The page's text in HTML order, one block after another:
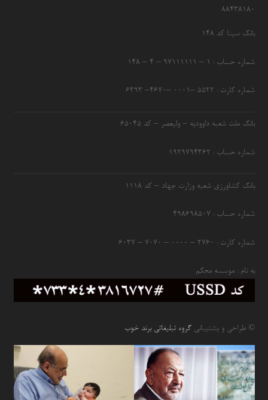
۸۸۴۳۸۱۸۰
بانک سینا کد ۱۴۸
شماره حساب : ۱ – ۹۷۱۱۱۱۱۱ – ۴ – ۱۴۸
شماره کارت : ۵۵۲۲ –۰۰۰۱ –۴۶۷۰– ۶۳۹۳
بانک ملت شعبه داوودیه – ولیعصر – کد ۶۵۰۴۵
شماره حساب : ۱۹۲۹۷۹۴۳۶۲
بانک کشاورزی شعبه وزارت جهاد – کد 1118
شماره حساب : ۴۹۸۶۹۸۵۰۷
شماره کارت : ۲۷۶۰ – ۰۰۰۰ – ۷۰۷۰ – ۶۰۳۷
به نام : موسسه محکم
© طراحی و پشتیبانیگروه تبلیغاتی برند خوب